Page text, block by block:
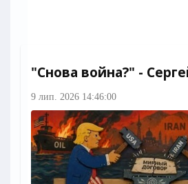
"Снова война?" -
9 лип. 2026 14:46:00